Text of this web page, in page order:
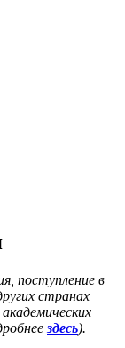
поступление в
странах
здесь).